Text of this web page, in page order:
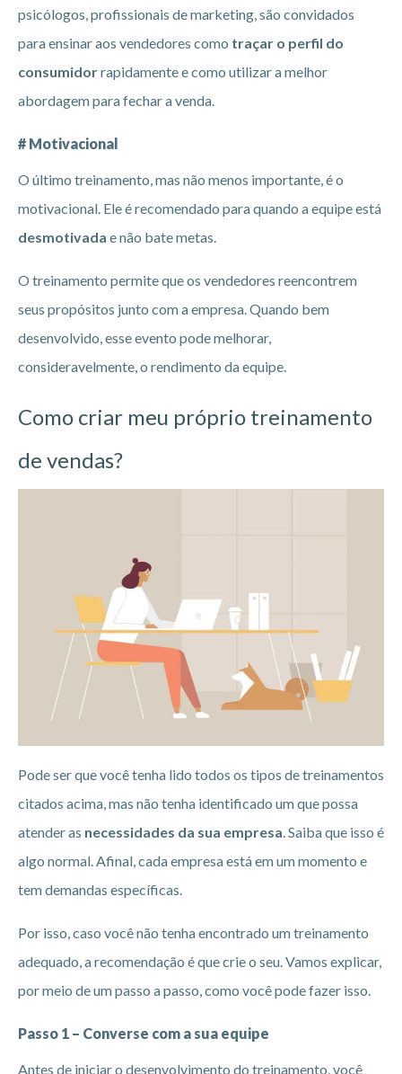
psicólogos, profissionais de marketing, são convidados
para ensinar aos vendedores como traçar o perfil do
consumidorrapidamente e como utilizar a melhor
abordagem para fechar a venda.
# Motivacional
O último treinamento, mas não menos importante, é o
motivacional. Ele é recomendado para quando a equipe está
desmotivada e não bate metas.
O treinamento permite que os vendedores reencontrem
seus propósitos junto com a empresa. Quando bem
desenvolvido, esse evento pode melhorar,
consideravelmente, o rendimento da equipe.
Como criar meu próprio treinamento
de vendas?
Pode ser que você tenha lido todos os tipos de treinamentos
citados acima, mas não tenha identificado um que possa
atender as necessidades da sua empresa. Saiba que isso é
algo normal. Afinal, cada empresa está em um momento e
tem demandas específicas.
Por isso, caso você não tenha encontrado um treinamento
adequado, a recomendação é que crie o seu. Vamos explicar,
por meio de um passo a passo, como você pode fazer isso.
Passo 1 – Converse com a sua equipe
Antes de iniciar o desenvolvimento do treinamento, você